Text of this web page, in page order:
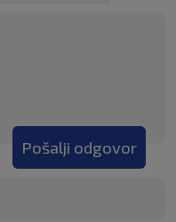
Pošalji odgovor